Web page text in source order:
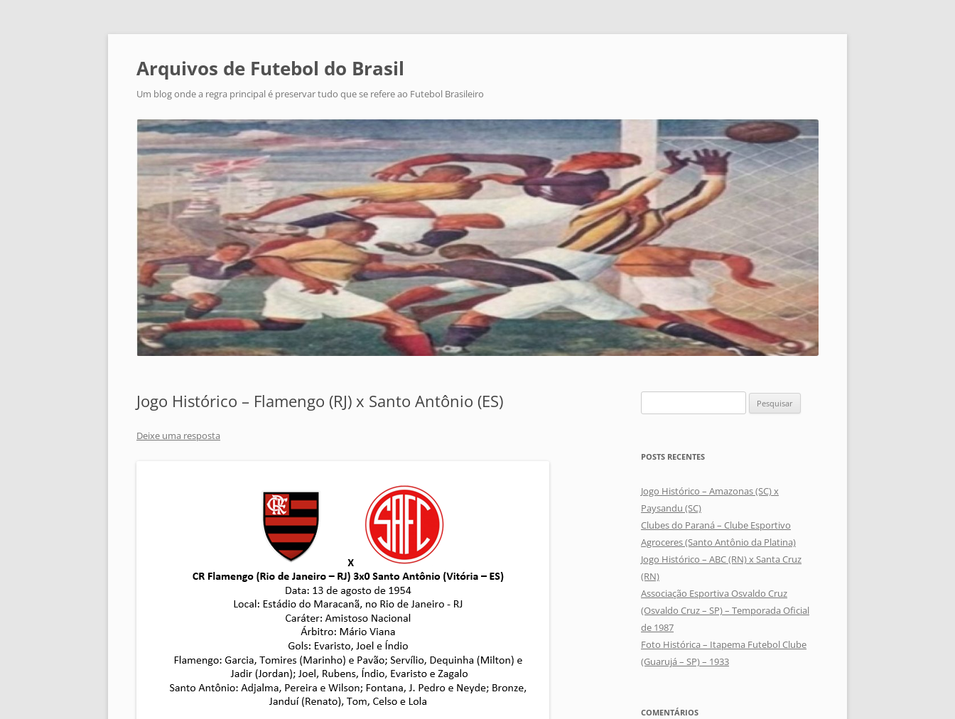
Arquivos de Futebol do Brasil
Um blog onde a regra principal é preservar tudo que se refere ao Futebol Brasileiro
Jogo Histórico – Flamengo (RJ) x Santo Antônio (ES)
Deixe uma resposta
por:
POSTS RECENTES
Jogo Histórico – Amazonas (SC) x
Paysandu (SC)
Clubes do Paraná – Clube Esportivo
Agroceres (Santo Antônio da Platina)
Jogo Histórico – ABC (RN) x Santa Cruz
(RN)
Associação Esportiva Osvaldo Cruz
(Osvaldo Cruz – SP) – Temporada Oficial
de 1987
Foto Histórica – Itapema Futebol Clube
(Guarujá – SP) – 1933
COMENTÁRIOS